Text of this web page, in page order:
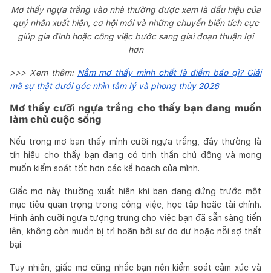
Mơ thấy ngựa trắng vào nhà thường được xem là dấu hiệu của
quý nhân xuất hiện, cơ hội mới và những chuyển biến tích cực
giúp gia đình hoặc công việc bước sang giai đoạn thuận lợi
hơn
>>> Xem thêm: Nằm mơ thấy mình chết là điềm báo gì? Giải
mã sự thật dưới góc nhìn tâm lý và phong thủy 2026
Mơ thấy cưỡi ngựa trắng cho thấy bạn đang muốn
làm chủ cuộc sống
Nếu trong mơ bạn thấy mình cưỡi ngựa trắng, đây thường là
tín hiệu cho thấy bạn đang có tinh thần chủ động và mong
muốn kiểm soát tốt hơn các kế hoạch của mình.
Giấc mơ này thường xuất hiện khi bạn đang đứng trước một
mục tiêu quan trọng trong công việc, học tập hoặc tài chính.
Hình ảnh cưỡi ngựa tượng trưng cho việc bạn đã sẵn sàng tiến
lên, không còn muốn bị trì hoãn bởi sự do dự hoặc nỗi sợ thất
bại.
Tuy nhiên, giấc mơ cũng nhắc bạn nên kiểm soát cảm xúc và